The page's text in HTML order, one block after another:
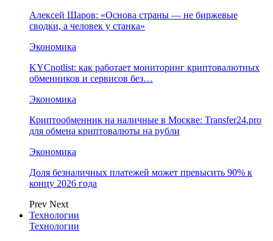
Алексей Шаров: «Основа страны — не биржевые
сводки, а человек у станка»
Экономика
KYCnotlist: как работает мониторинг криптовалютных
обменников и сервисов без…
Экономика
Криптообменник на наличные в Москве: Transfer24.pro
для обмена криптовалюты на рубли
Экономика
Доля безналичных платежей может превысить 90% к
концу 2026 года
Prev Next
Технологии
Технологии